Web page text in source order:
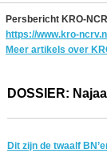
Persbericht KRO-
https://www.kro-
Meer artikels over
DOSSIER:
Dit zijn de twaalf